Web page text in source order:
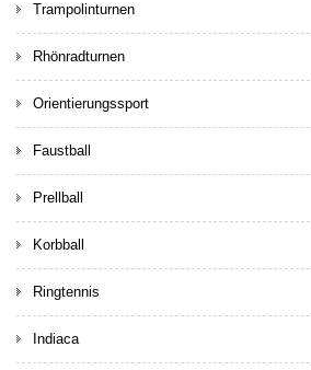
Trampolinturnen
Rhönradturnen
Orientierungssport
Faustball
Prellball
Korbball
Ringtennis
Indiaca